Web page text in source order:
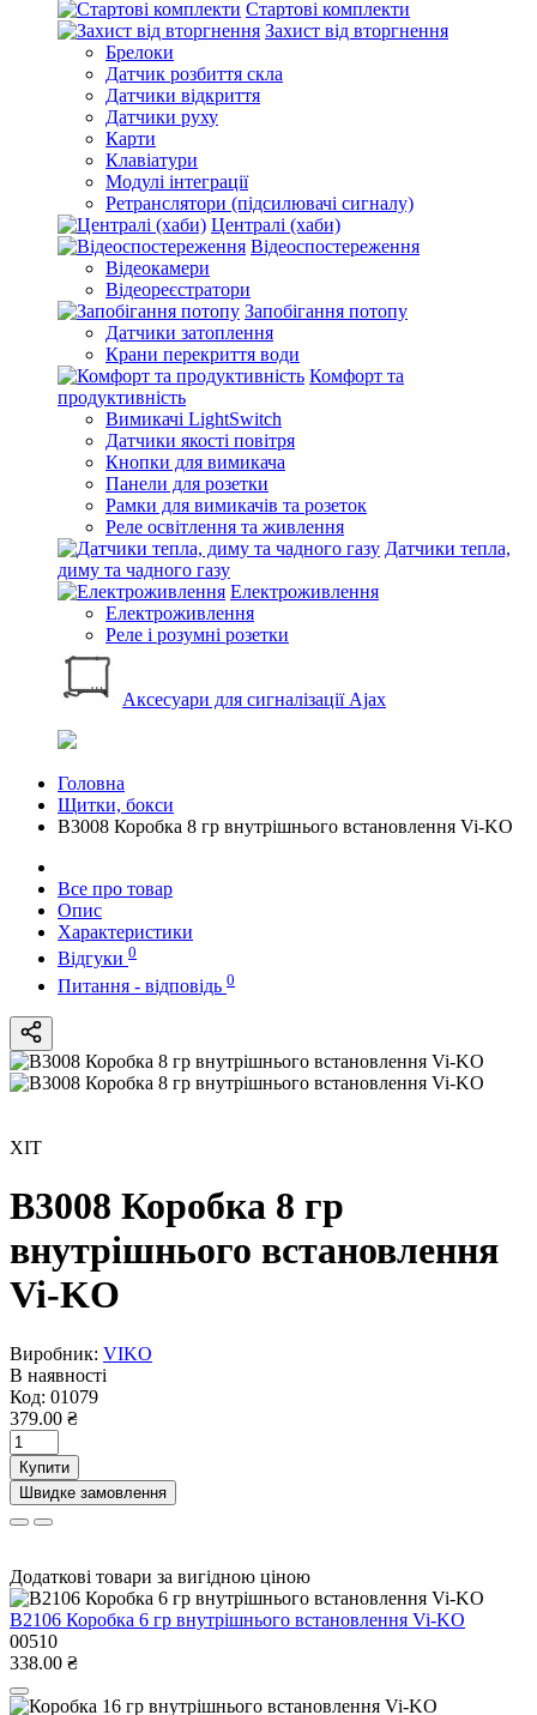
Стартові комплекти
Захист від вторгнення
Брелоки
Датчик розбиття скла
Датчики відкриття
Датчики руху
Карти
Клавіатури
Модулі інтеграції
Ретранслятори (підсилювачі сигналу)
Централі (хаби)
Відеоспостереження
Відеокамери
Відеореєстратори
Запобігання потопу
Датчики затоплення
Крани перекриття води
Комфорт та
продуктивність
Вимикачі LightSwitch
Датчики якості повітря
Кнопки для вимикача
Панели для розетки
Рамки для вимикачів та розеток
Реле освітлення та живлення
Датчики тепла,
диму та чадного газу
Електроживлення
Електроживлення
Реле і розумні розетки
Аксесуари для сигналізації Ajax
Головна
Щитки, бокси
В3008 Коробка 8 гр внутрішнього встановлення Vi-KO
Все про товар
Опис
Характеристики
Відгуки 0
Питання - відповідь 0
ХІТ
В3008 Коробка 8 гр
внутрішнього встановлення
Vi-KO
Виробник: VIKO
В наявності
Код: 01079
379.00 ₴
Купити
Швидке замовлення
Додаткові товари за вигідною ціною
В2106 Коробка 6 гр внутрішнього встановлення Vi-KO
00510
338.00 ₴